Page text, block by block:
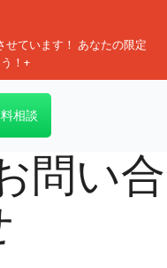
ています！ あなたの限定
！+
相談
問い合